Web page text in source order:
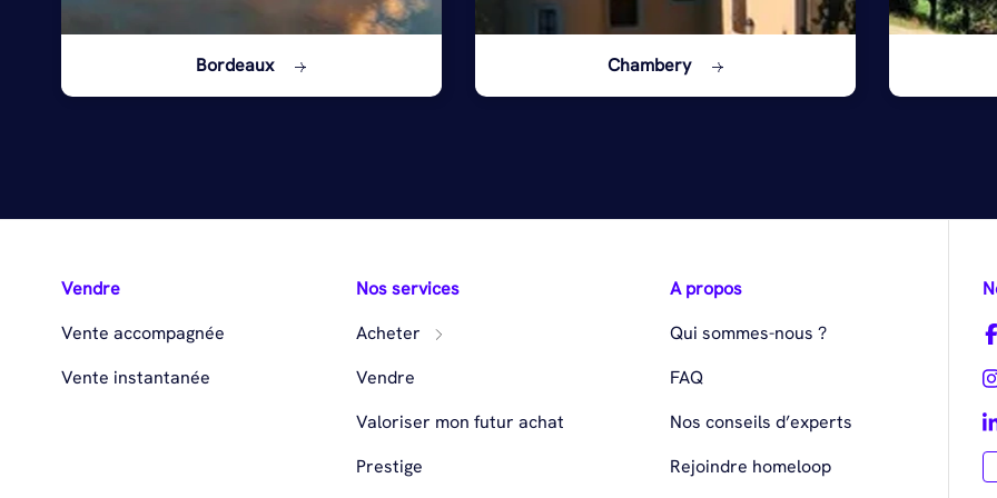
Bordeaux Chambery
Vendre
Vente accompagnée
Vente instantanée
Nos services
Acheter
Vendre
Valoriser mon futur achat
Prestige
A propos
Qui sommes-nous ?
FAQ
Nos conseils d’experts
Rejoindre homeloop